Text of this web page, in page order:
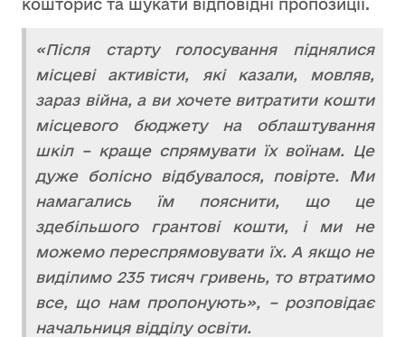
кошторис та шукати відповідні пропозиції.
«Після старту голосування піднялися
місцеві активісти, які казали, мовляв,
зараз війна, а ви хочете витратити кошти
місцевого бюджету на облаштування
шкіл – краще спрямувати їх воїнам. Це
дуже болісно відбувалося, повірте. Ми
намагались їм пояснити, що це
здебільшого грантові кошти, і ми не
можемо переспрямовувати їх. А якщо не
виділимо 235 тисяч гривень, то втратимо
все, що нам пропонують», – розповідає
начальниця відділу освіти.